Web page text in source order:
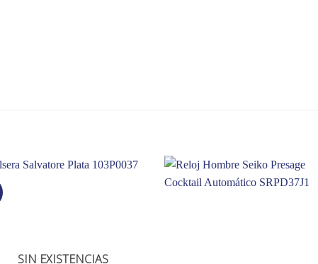
SIN EXISTENCIAS